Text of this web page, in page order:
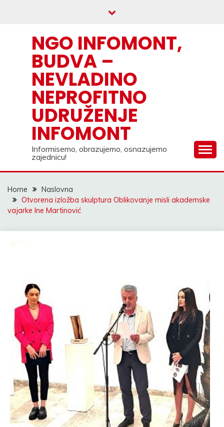
NGO INFOMONT,
BUDVA –
NEVLADINO
NEPROFITNO
UDRUŽENJE
INFOMONT
Informisemo, obrazujemo, osnazujemo
zajednicu!
Home
Naslovna
Otvorena izložba skulptura Oblikovanje misli akademske
vajarke Ine Martinović